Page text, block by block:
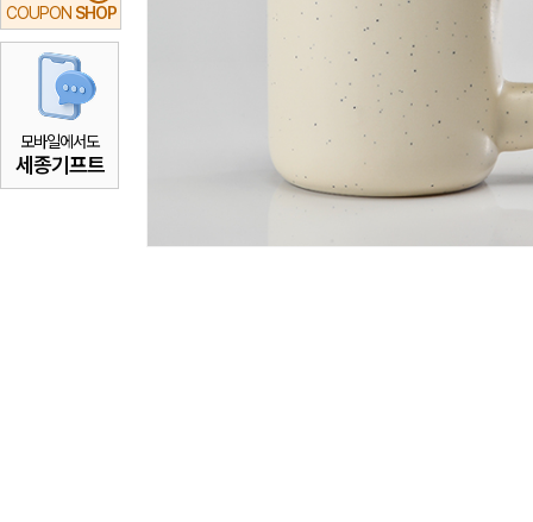
COUPON SHOP
모바일에서도
세종기프트